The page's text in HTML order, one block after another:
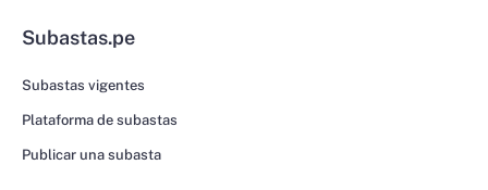
Subastas.pe
Subastas vigentes
Plataforma de subastas
Publicar una subasta